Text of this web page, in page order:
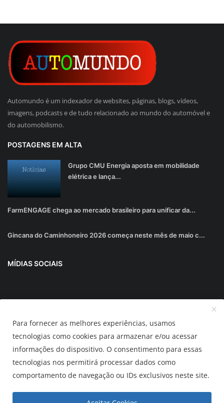
Automundo é um indexador de websites, páginas, blogs, vídeos,
imagens, podcasts e de tudo relacionado ao mundo do automóvel e
do automobilismo.
POSTAGENS EM ALTA
Grupo CMU Energia aposta em mobilidade
elétrica e lança...
FarmENGAGE chega ao mercado brasileiro para unificar da...
Gincana do Caminhoneiro 2026 começa neste mês de maio c...
MÍDIAS SOCIAIS
Inscrever-se
AUTOMUNDO.com.br
Termos & Condições Política de Privacidade
Para fornecer as melhores experiências, usamos
tecnologias como cookies para armazenar e/ou acessar
informações do dispositivo. O consentimento para essas
tecnologias nos permitirá processar dados como
comportamento de navegação ou IDs exclusivos neste site.